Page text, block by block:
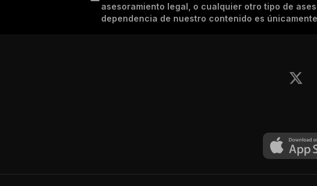
asesoramiento legal, o cualquier otro tipo de
dependencia de nuestro contenido es